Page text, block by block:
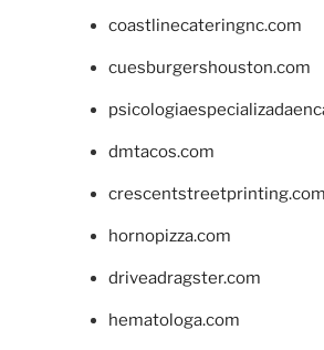
coastlinecateringnc.com
cuesburgershouston.com
dmtacos.com
crescentstreetprinting.com
hornopizza.com
driveadragster.com
hematologa.com